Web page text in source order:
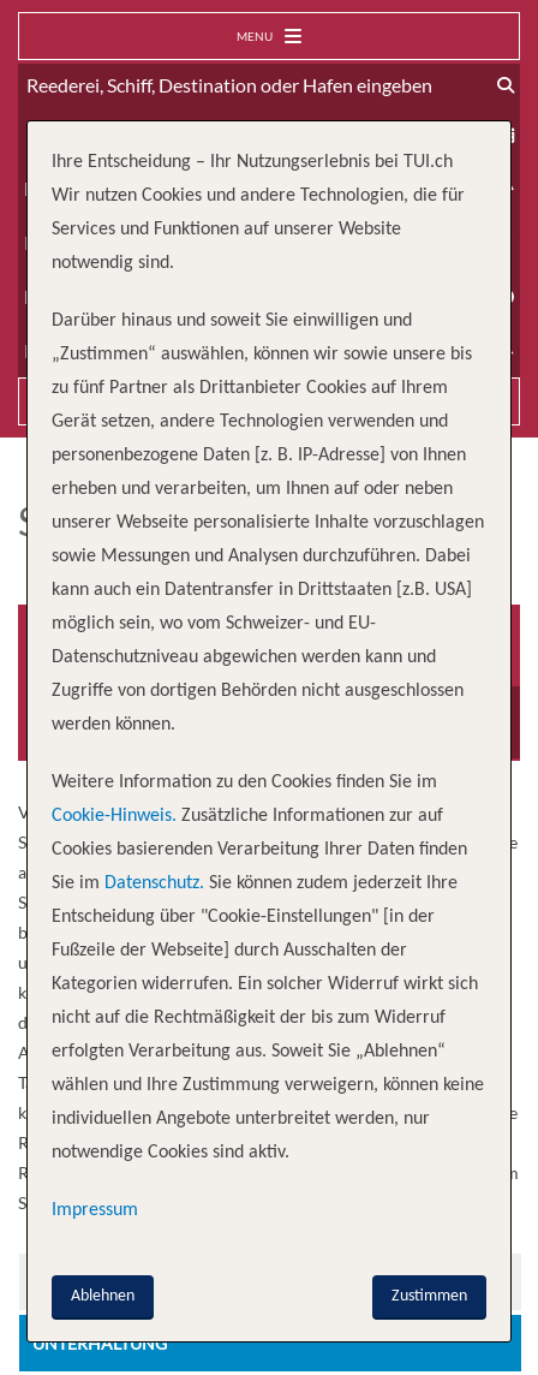
MENU
Erwachsene
Kinder
Dauer
Reiseart
SILVER MOON
Baujahr
2020
Besatzung
Von Kreuzfahrtliebhabern für Kreuzfahrtliebhaber gebaut. Die
Silver Moon ist der Inbegriff der Luxusreise im 21. Jahrhundert. Die
auf dem ausserordentlichen Erfolg der Silver Muse aufbauende
Silver Moon ist ein Spiegelbild ihres Schwesterschiffes und
begründet eine neue Ära für Silversea. Mit 40.700 Bruttotonnen
und Platz für 596 Passagiere setzt die Silver Moon die für Silversea
kennzeichnende Tradition der familiären Atmosphäre an Bord und
der exklusiven Unterbringung in geräumigen Suiten fort. Das
Angebot der Silver Moon wird auch das brandneue Sea And Land
Taste (S.A.L.T.) Programm beinhalten – ein umfassendes
kulinarisches Konzept, das den Gästen tiefgehende Einblicke in eine
Reihe gastronomischer Erlebnisse ermöglicht, die von unseren
Reisezielen inspiriert sind. Freuen Sie sich auf einen neuen Stern am
Silversea-Himmel.
ERHOLUNG
UNTERHALTUNG
Ihre Entscheidung – Ihr Nutzungserlebnis bei TUI.ch
Wir nutzen Cookies und andere Technologien, die für
Services und Funktionen auf unserer Website
notwendig sind.
Darüber hinaus und soweit Sie einwilligen und
„Zustimmen“ auswählen, können wir sowie unsere bis
zu fünf Partner als Drittanbieter Cookies auf Ihrem
Gerät setzen, andere Technologien verwenden und
personenbezogene Daten [z. B. IP-Adresse] von Ihnen
erheben und verarbeiten, um Ihnen auf oder neben
unserer Webseite personalisierte Inhalte vorzuschlagen
sowie Messungen und Analysen durchzuführen. Dabei
kann auch ein Datentransfer in Drittstaaten [z.B. USA]
möglich sein, wo vom Schweizer- und EU-
Datenschutzniveau abgewichen werden kann und
Zugriffe von dortigen Behörden nicht ausgeschlossen
werden können.
Weitere Information zu den Cookies finden Sie im
Cookie-Hinweis. Zusätzliche Informationen zur auf
Cookies basierenden Verarbeitung Ihrer Daten finden
Sie im Datenschutz. Sie können zudem jederzeit Ihre
Entscheidung über "Cookie-Einstellungen" [in der
Fußzeile der Webseite] durch Ausschalten der
Kategorien widerrufen. Ein solcher Widerruf wirkt sich
nicht auf die Rechtmäßigkeit der bis zum Widerruf
erfolgten Verarbeitung aus. Soweit Sie „Ablehnen“
wählen und Ihre Zustimmung verweigern, können keine
individuellen Angebote unterbreitet werden, nur
notwendige Cookies sind aktiv.
Impressum
Zustimmen
Ablehnen